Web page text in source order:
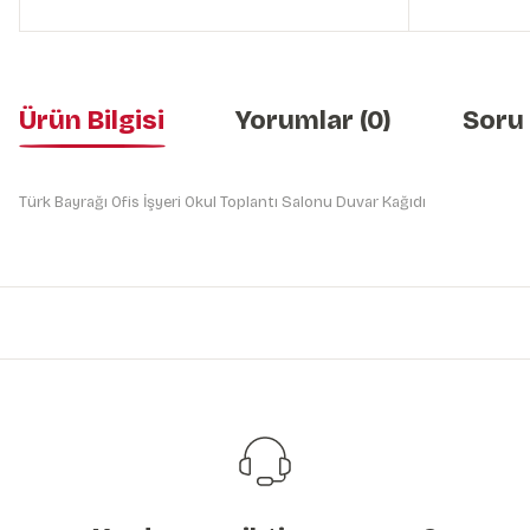
Ürün Bilgisi Yorumlar (0) Soru
Türk Bayrağı Ofis İşyeri Okul Toplantı Salonu Duvar Kağıdı
Bu ürüne benzer farklı alternatifler olmalı.